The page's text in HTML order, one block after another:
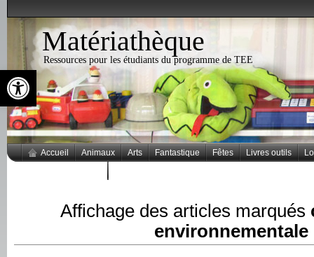
Ouvrir la barre d’outils
Matériathèque
Ressources pour les étudiants du programme de TEE
Accueil Animaux Arts Fantastique Fêtes Livres outils
Affichage des articles marqués
environnementale